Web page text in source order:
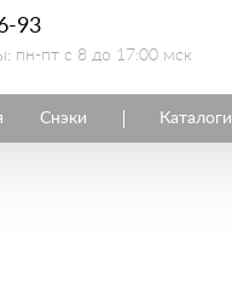
93
пн-пт с 8 до 17:00 мск
Снэки Каталоги